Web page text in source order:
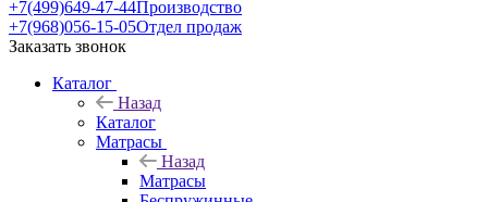
+7(499)649-47-44Производство
+7(968)056-15-05Отдел продаж
Заказать звонок
Каталог
Назад
Каталог
Матрасы
Назад
Матрасы